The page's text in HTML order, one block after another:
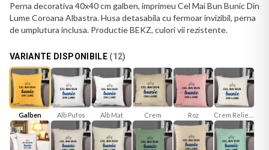
Perna decorativa 40x40 cm galben, imprimeu Cel Mai Bun Bunic Din
Lume Coroana Albastra. Husa detasabila cu fermoar invizibil, perna
de umplutura inclusa. Productie BEKZ, culori vii rezistente.
VARIANTE DISPONIBILE (12)
Galben Alb Pufos Alb Mat Crem Roz